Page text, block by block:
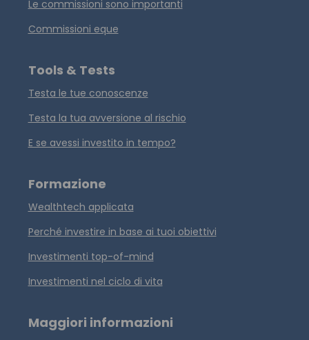
Le commissioni sono importanti
Commissioni eque
Tools & Tests
Testa le tue conoscenze
Testa la tua avversione al rischio
E se avessi investito in tempo?
Formazione
Wealthtech applicata
Perché investire in base ai tuoi obiettivi
Investimenti top-of-mind
Investimenti nel ciclo di vita
Maggiori informazioni